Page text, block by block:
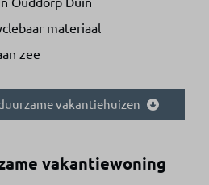
materiaal
zee
vakantiehuizen
vakantiewoning